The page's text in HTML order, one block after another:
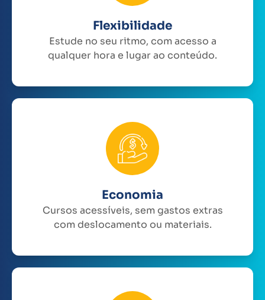
Flexibilidade
Estude no seu ritmo, com acesso a
qualquer hora e lugar ao conteúdo.
Economia
Cursos acessíveis, sem gastos extras
com deslocamento ou materiais.